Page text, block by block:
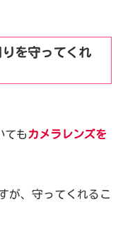
を守ってくれ
てもカメラレンズを
が、守ってくれるこ